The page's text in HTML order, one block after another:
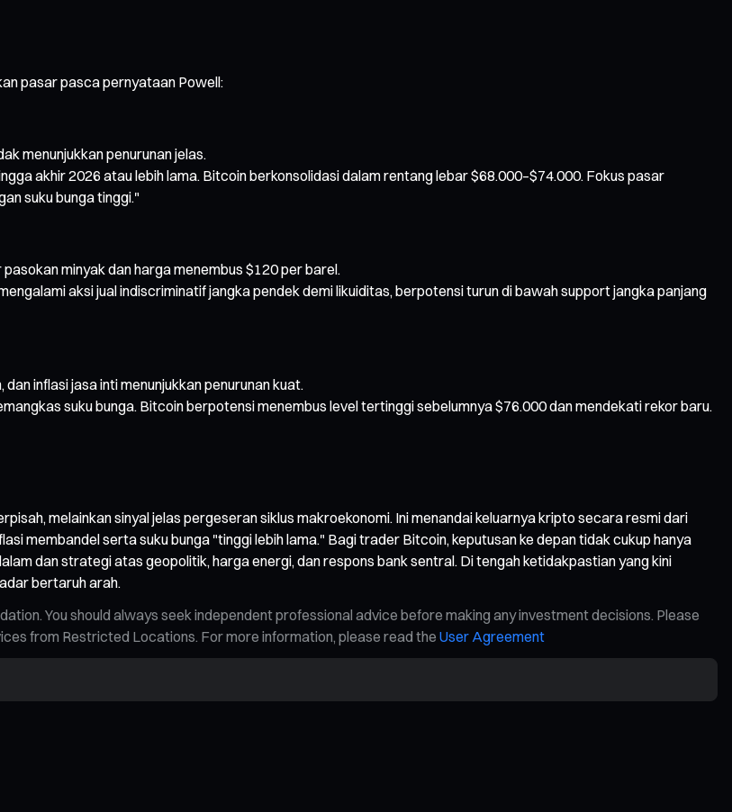
pasar pasca pernyataan Powell:
menunjukkan penurunan jelas.
akhir 2026 atau lebih lama. Bitcoin berkonsolidasi dalam rentang lebar $68.000–$74.000. Fokus pasar
suku bunga tinggi."
minyak dan harga menembus $120 per barel.
aksi jual indiscriminatif jangka pendek demi likuiditas, berpotensi turun di bawah support jangka panjang
inflasi jasa inti menunjukkan penurunan kuat.
suku bunga. Bitcoin berpotensi menembus level tertinggi sebelumnya $76.000 dan mendekati rekor baru.
melainkan sinyal jelas pergeseran siklus makroekonomi. Ini menandai keluarnya kripto secara resmi dari
membandel serta suku bunga "tinggi lebih lama." Bagi trader Bitcoin, keputusan ke depan tidak cukup hanya
dan strategi atas geopolitik, harga energi, dan respons bank sentral. Di tengah ketidakpastian yang kini
bertaruh arah.
You should always seek independent professional advice before making any investment decisions. Please
from Restricted Locations. For more information, please read the User Agreement